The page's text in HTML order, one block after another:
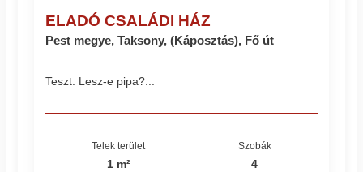
ELADÓ CSALÁDI HÁZ
Pest megye, Taksony, (Káposztás), Fő út
Teszt. Lesz-e pipa?...
Telek terület
1 m²
Szobák
4